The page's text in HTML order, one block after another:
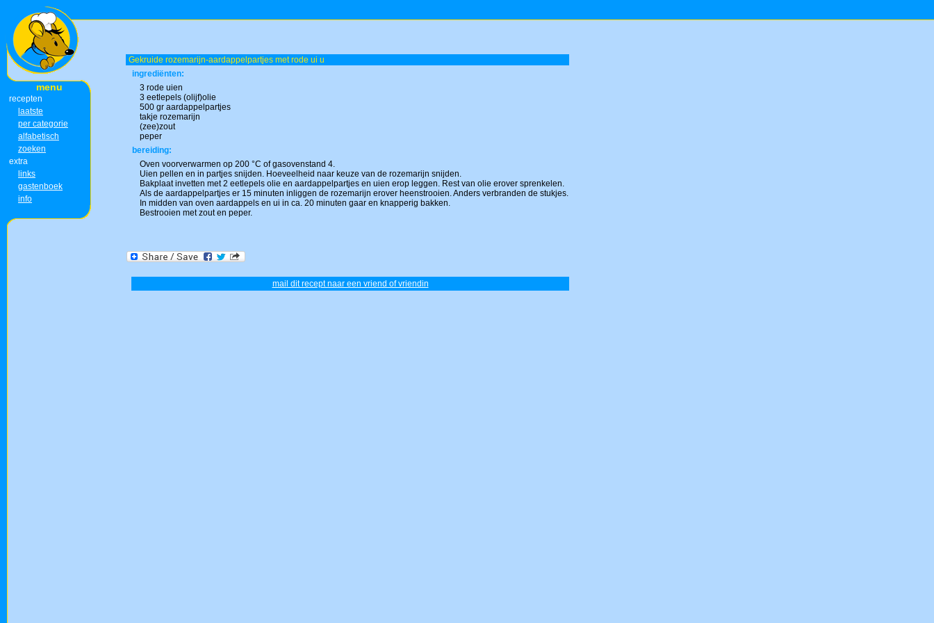
menu
recepten
laatste
per categorie
alfabetisch
zoeken
extra
links
gastenboek
info
Gekruide rozemarijn-aardappelpartjes met rode ui u
ingrediënten:
3 rode uien
3 eetlepels (olijf)olie
500 gr aardappelpartjes
takje rozemarijn
(zee)zout
peper
bereiding:
Oven voorverwarmen op 200 °C of gasovenstand 4.
Uien pellen en in partjes snijden. Hoeveelheid naar keuze van de rozemarijn snijden.
Bakplaat invetten met 2 eetlepels olie en aardappelpartjes en uien erop leggen. Rest van olie erover sprenkelen.
Als de aardappelpartjes er 15 minuten inliggen de rozemarijn erover heenstrooien. Anders verbranden de stukjes.
In midden van oven aardappels en ui in ca. 20 minuten gaar en knapperig bakken.
Bestrooien met zout en peper.
mail dit recept naar een vriend of vriendin